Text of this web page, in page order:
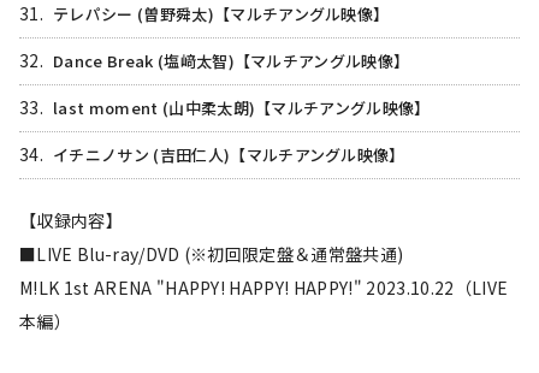
31. テレパシー (曽野舜太)【マルチアングル映像】
32. Dance Break (塩﨑太智)【マルチアングル映像】
33. last moment (山中柔太朗)【マルチアングル映像】
34. イチニノサン (吉田仁人)【マルチアングル映像】
【収録内容】
■LIVE Blu-ray/DVD (※初回限定盤＆通常盤共通)
M!LK 1st ARENA "HAPPY! HAPPY! HAPPY!" 2023.10.22（LIVE
本編）